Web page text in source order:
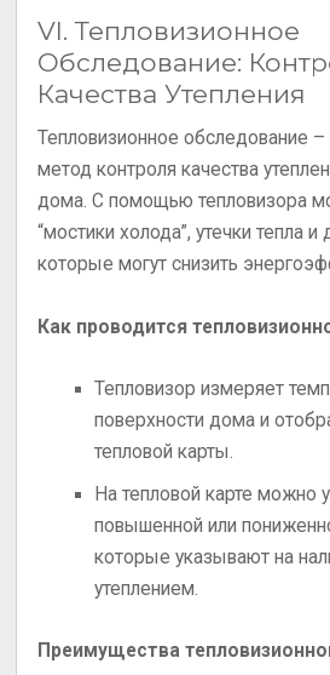
VI. Тепловизионное
Обследование:
Качества Утепления
Тепловизионное обследование
метод контроля качества
дома. С помощью тепловизора
“мостики холода”, утечки тепла
которые могут снизить
Как проводится
Тепловизор измеряет
поверхности дома и
тепловой карты.
На тепловой карте можно
повышенной или
которые указывают на
утеплением.
Преимущества